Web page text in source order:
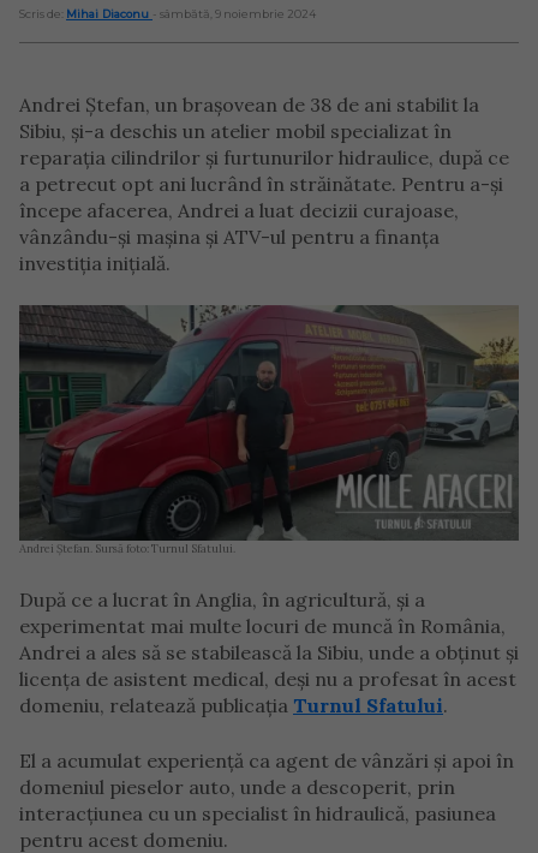
Scris de: Mihai Diaconu - sâmbătă, 9 noiembrie 2024
Andrei Ștefan, un brașovean de 38 de ani stabilit la
Sibiu, și-a deschis un atelier mobil specializat în
reparația cilindrilor și furtunurilor hidraulice, după ce
a petrecut opt ani lucrând în străinătate. Pentru a-și
începe afacerea, Andrei a luat decizii curajoase,
vânzându-și mașina și ATV-ul pentru a finanța
investiția inițială.
Andrei Ștefan. Sursă foto: Turnul Sfatului.
După ce a lucrat în Anglia, în agricultură, și a
experimentat mai multe locuri de muncă în România,
Andrei a ales să se stabilească la Sibiu, unde a obținut și
licența de asistent medical, deși nu a profesat în acest
domeniu, relatează publicația Turnul Sfatului.
El a acumulat experiență ca agent de vânzări și apoi în
domeniul pieselor auto, unde a descoperit, prin
interacțiunea cu un specialist în hidraulică, pasiunea
pentru acest domeniu.